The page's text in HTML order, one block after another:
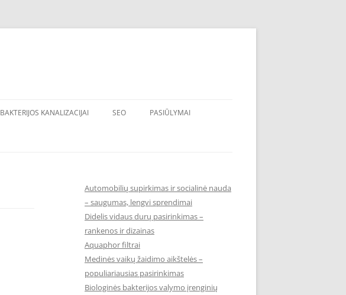
BAKTERIJOS KANALIZACIJAI SEO PASIŪLYMAI
Automobilių supirkimas ir socialinė nauda
– saugumas, lengvi sprendimai
Didelis vidaus durų pasirinkimas –
rankenos ir dizainas
Aquaphor filtrai
Medinės vaikų žaidimo aikštelės –
populiariausias pasirinkimas
Biologinės bakterijos valymo įrenginių